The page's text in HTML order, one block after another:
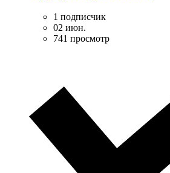
1 подписчик
02 июн.
741 просмотр